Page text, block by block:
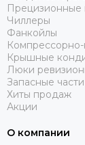
Чиллеры
Фанкойлы
Крышные
Люки
Запасные части
Хиты продаж
Акции
О компании